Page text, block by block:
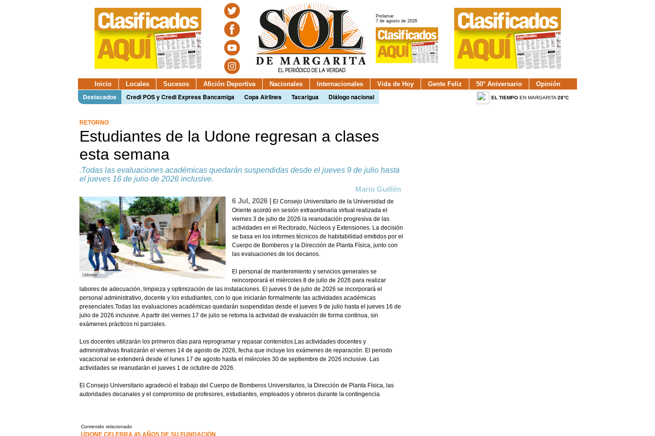
Porlamar
7 de agosto de 2026
Inicio Locales Sucesos Afición Deportiva Nacionales Internacionales Vida de Hoy Gente Feliz 50° Aniversario Opinión
Destacados Credi POS y Credi Express Bancamiga Copa Airlines Tacarigua Diálogo nacional EL TIEMPOEN MARGARITA 28°C
RETORNO
Estudiantes de la Udone regresan a clases
esta semana
.Todas las evaluaciones académicas quedarán suspendidas desde el jueves 9 de julio hasta
el jueves 16 de julio de 2026 inclusive.
Mario Guillén
Udone
6 Jul, 2026 | El Consejo Universitario de la Universidad de
Oriente acordó en sesión extraordinaria virtual realizada el
viernes 3 de julio de 2026 la reanudación progresiva de las
actividades en el Rectorado, Núcleos y Extensiones. La decisión
se basa en los informes técnicos de habitabilidad emitidos por el
Cuerpo de Bomberos y la Dirección de Planta Física, junto con
las evaluaciones de los decanos.
El personal de mantenimiento y servicios generales se
reincorporará el miércoles 8 de julio de 2026 para realizar
labores de adecuación, limpieza y optimización de las instalaciones. El jueves 9 de julio de 2026 se incorporará el
personal administrativo, docente y los estudiantes, con lo que iniciarán formalmente las actividades académicas
presenciales.Todas las evaluaciones académicas quedarán suspendidas desde el jueves 9 de julio hasta el jueves 16 de
julio de 2026 inclusive. A partir del viernes 17 de julio se retoma la actividad de evaluación de forma continua, sin
exámenes prácticos ni parciales.
Los docentes utilizarán los primeros días para reprogramar y repasar contenidos.Las actividades docentes y
administrativas finalizarán el viernes 14 de agosto de 2026, fecha que incluye los exámenes de reparación. El periodo
vacacional se extenderá desde el lunes 17 de agosto hasta el miércoles 30 de septiembre de 2026 inclusive. Las
actividades se reanudarán el jueves 1 de octubre de 2026.
El Consejo Universitario agradeció el trabajo del Cuerpo de Bomberos Universitarios, la Dirección de Planta Física, las
autoridades decanales y el compromiso de profesores, estudiantes, empleados y obreros durante la contingencia.
Contenido relacionado
UDONE CELEBRA 45 AÑOS DE SU FUNDACIÓN